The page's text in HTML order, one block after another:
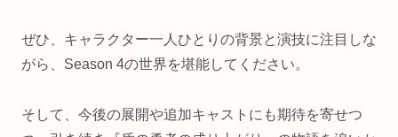
ぜひ、キャラクター一人ひとりの背景と演技に注目しな
がら、Season 4の世界を堪能してください。
そして、今後の展開や追加キャストにも期待を寄せつ